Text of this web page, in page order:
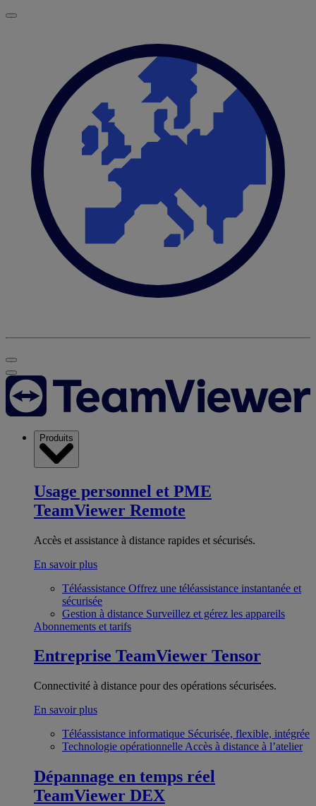
Produits
Usage personnel et PME
TeamViewer Remote
Accès et assistance à distance rapides et sécurisés.
En savoir plus
Téléassistance Offrez une téléassistance instantanée et
sécurisée
Gestion à distance Surveillez et gérez les appareils
Abonnements et tarifs
Entreprise TeamViewer Tensor
Connectivité à distance pour des opérations sécurisées.
En savoir plus
Téléassistance informatique Sécurisée, flexible, intégrée
Technologie opérationnelle Accès à distance à l’atelier
Dépannage en temps réel
TeamViewer DEX